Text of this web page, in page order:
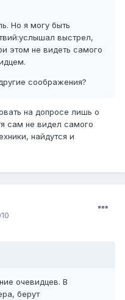
Но я могу быть
выстрел,
этом не видеть самого
соображения?
на допросе лишь о
сам не видел самого
найдутся и
очевидцев. В
берут